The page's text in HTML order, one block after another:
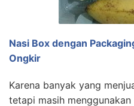
Nasi Box dengan
Ongkir
Karena banyak yang
tetapi masih